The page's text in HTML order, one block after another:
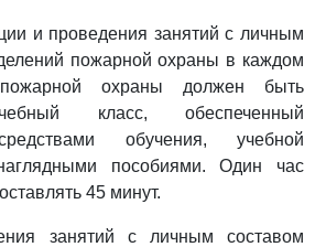
и проведения занятий с личным
пожарной охраны в каждом
пожарной охраны должен быть
класс, обеспеченный
обучения, учебной
пособиями. Один час
45 минут.
занятий с личным составом